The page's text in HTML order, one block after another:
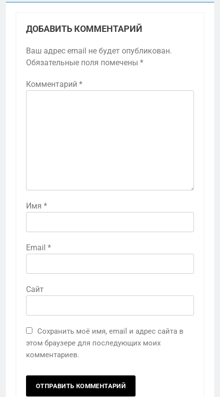
ДОБАВИТЬ КОММЕНТАРИЙ
Ваш адрес email не будет опубликован.
Обязательные поля помечены *
Комментарий *
Имя *
Email *
Сайт
Сохранить моё имя, email и адрес сайта в
этом браузере для последующих моих
комментариев.